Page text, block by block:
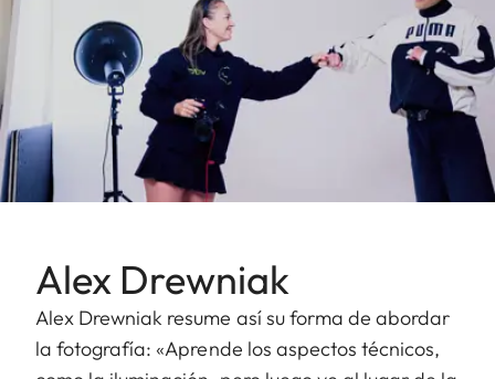
Alex Drewniak
Alex Drewniak resume así su forma de abordar
la fotografía: «Aprende los aspectos técnicos,